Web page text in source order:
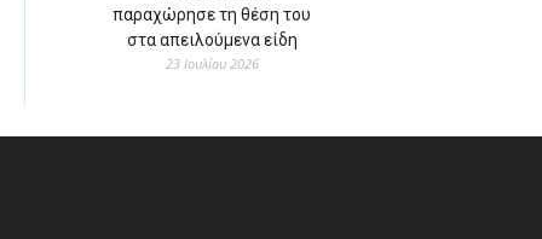
παραχώρησε τη θέση του
στα απειλούμενα είδη
23 Ιουλίου 2026